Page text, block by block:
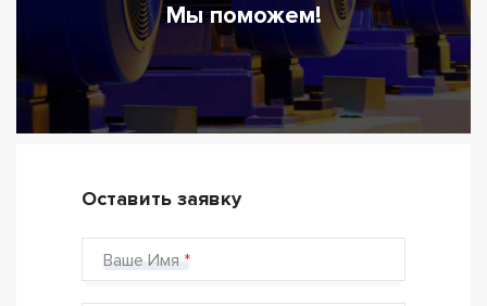
Мы поможем!
Оставить заявку
Ваше Имя